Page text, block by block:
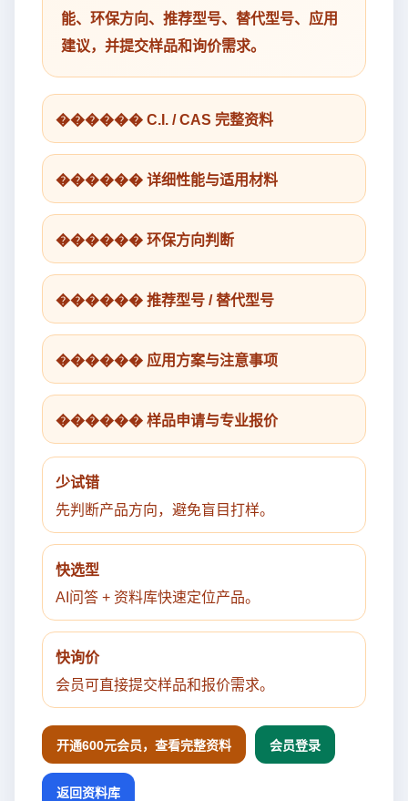
能、环保方向、推荐型号、替代型号、应用
建议，并提交样品和询价需求。
������ C.I. / CAS 完整资料
������ 详细性能与适用材料
������ 环保方向判断
������ 推荐型号 / 替代型号
������ 应用方案与注意事项
������ 样品申请与专业报价
少试错
先判断产品方向，避免盲目打样。
快选型
AI问答 + 资料库快速定位产品。
快询价
会员可直接提交样品和报价需求。
开通600元会员，查看完整资料 会员登录
返回资料库